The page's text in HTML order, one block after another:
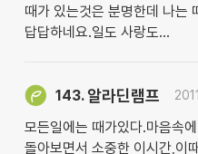
때가 있는것은 분명한데 나는
답답하네요.일도 사랑도...
143. 알라딘램프
모든일에는 때가있다.마음속
돌아보면서 소중한 이시간,이